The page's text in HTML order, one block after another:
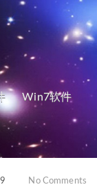
Win7软件
No Comments